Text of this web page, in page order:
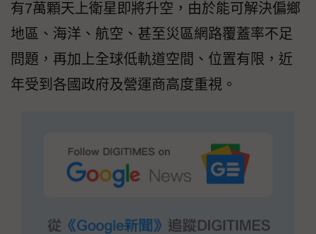
有7萬顆天上衛星即將升空，由於能可解決偏鄉
地區、海洋、航空、甚至災區網路覆蓋率不足
問題，再加上全球低軌道空間、位置有限，近
年受到各國政府及營運商高度重視。